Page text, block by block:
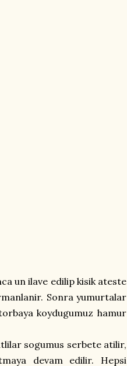
un ilave edilip kisik ateste
Sonra yumurtalar
koydugumuz hamur
sogumus serbete atilir,
devam edilir. Hepsi